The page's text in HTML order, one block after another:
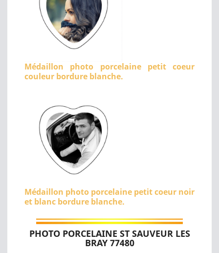
Médaillon photo porcelaine petit coeur
couleur bordure blanche.
Médaillon photo porcelaine petit coeur noir
et blanc bordure blanche.
PHOTO PORCELAINE ST SAUVEUR LES
BRAY 77480